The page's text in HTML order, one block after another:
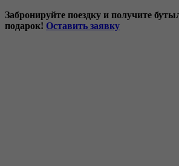
Забронируйте поездку и получите
подарок! Оставить заявку